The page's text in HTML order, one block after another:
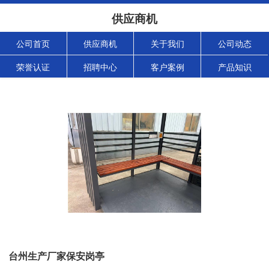
供应商机
公司首页 供应商机 关于我们 公司动态
荣誉认证 招聘中心 客户案例 产品知识
台州生产厂家保安岗亭